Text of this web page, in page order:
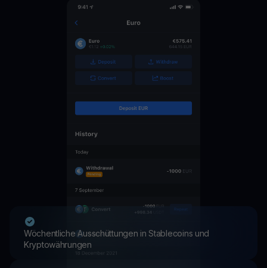
Wöchentliche Ausschüttungen in Stablecoins und
Kryptowährungen